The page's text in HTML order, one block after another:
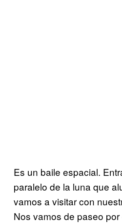
Es un baile espacial.
paralelo de la luna que
vamos a visitar con
Nos vamos de paseo